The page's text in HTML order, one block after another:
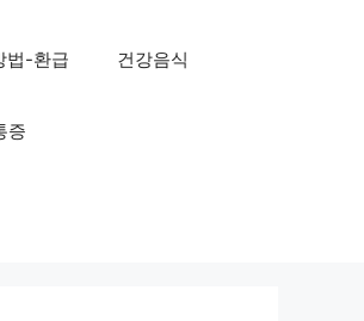
법-환급 건강음식
증